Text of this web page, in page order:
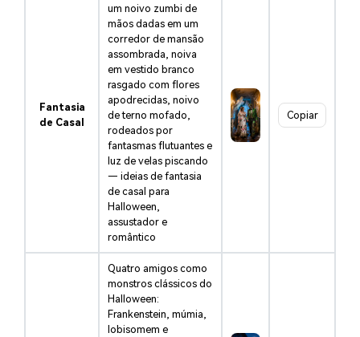
Fantasia
de Casal
um noivo zumbi de
mãos dadas em um
corredor de mansão
assombrada, noiva
em vestido branco
rasgado com flores
apodrecidas, noivo
de terno mofado,
rodeados por
fantasmas flutuantes e
luz de velas piscando
— ideias de fantasia
de casal para
Halloween,
assustador e
romântico
Copiar
Quatro amigos como
monstros clássicos do
Halloween:
Frankenstein, múmia,
lobisomem e